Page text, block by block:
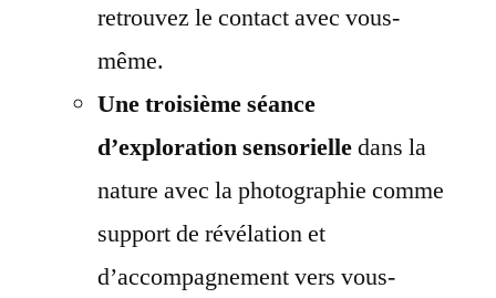
retrouvez le contact avec vous-
même.
Une troisième séance
d’exploration sensorielledans la
nature avec la photographie comme
support de révélation et
d’accompagnement vers vous-